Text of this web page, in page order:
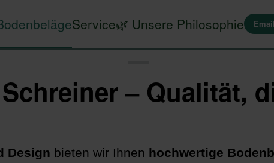
Service🌿 Unsere Philosophie Email
– Qualität,
Design bieten wir Ihnen hochwertige